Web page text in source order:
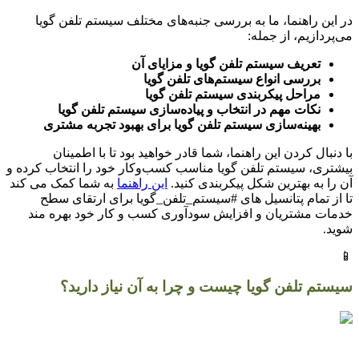
در این راهنما، ما به بررسی جنبه‌های مختلف سیستم تلفن گویا
می‌پردازیم، از جمله:
تعریف سیستم تلفن گویا و مزایای آن
بررسی انواع سیستم‌های تلفن گویا
مراحل پیکربندی سیستم تلفن گویا
نکات مهم در انتخاب و پیاده‌سازی سیستم تلفن گویا
بهینه‌سازی سیستم تلفن گویا برای بهبود تجربه مشتری
با دنبال کردن این راهنما، شما قادر خواهید بود تا با اطمینان
بیشتری، سیستم تلفن گویا مناسب کسب‌وکار خود را انتخاب کرده و
آن را به بهترین شکل پیکربندی کنید. این راهنما به شما کمک می کند
تا از تمام پتانسیل های #سیستم_تلفن_گویا برای ارتقای سطح
خدمات مشتریان و افزایش سودآوری کسب و کار خود بهره مند
شوید.
📱
سیستم تلفن گویا چیست و چرا به آن نیاز دارید؟